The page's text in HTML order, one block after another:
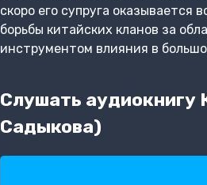
скоро его супруга
борьбы китайских кланов за
инструментом влияния в
Слушать аудиокнигу
Садыкова)